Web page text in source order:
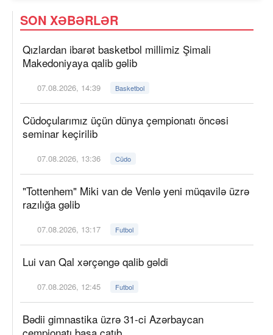
SON XƏBƏRLƏR
Qızlardan ibarət basketbol millimiz Şimali
Makedoniyaya qalib gəlib
07.08.2026, 14:39 Basketbol
Cüdoçularımız üçün dünya çempionatı öncəsi
seminar keçirilib
07.08.2026, 13:36 Cüdo
"Tottenhem" Miki van de Venlə yeni müqavilə üzrə
razılığa gəlib
07.08.2026, 13:17 Futbol
Lui van Qal xərçəngə qalib gəldi
07.08.2026, 12:45 Futbol
Bədii gimnastika üzrə 31-ci Azərbaycan